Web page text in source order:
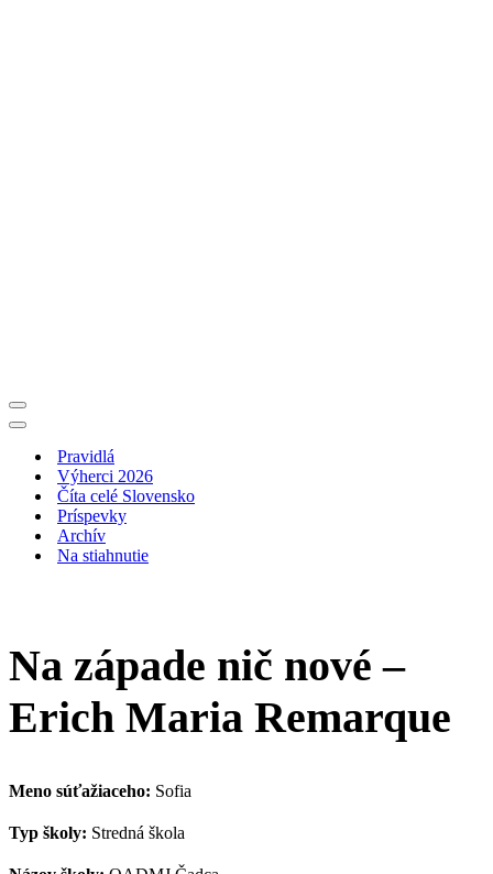
Menu
navigácie
Menu
navigáciePravidlá
Výherci 2026
Číta celé Slovensko
Príspevky
Archív
Na stiahnutie
Na západe nič nové –
Erich Maria Remarque
Meno súťažiaceho: Sofia
Typ školy: Stredná škola